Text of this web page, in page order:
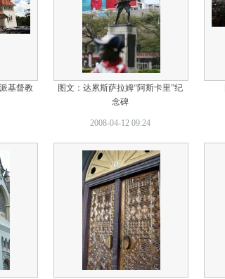
基督教
图文：达累斯萨拉姆“阿斯卡里”纪
念碑
2008-04-12 09:24